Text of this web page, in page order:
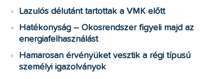
Lazulós délutánt tartottak a VMK előtt
Hatékonyság – Okosrendszer figyeli majd az
energiafelhasználást
Hamarosan érvényüket vesztik a régi típusú
személyi igazolványok